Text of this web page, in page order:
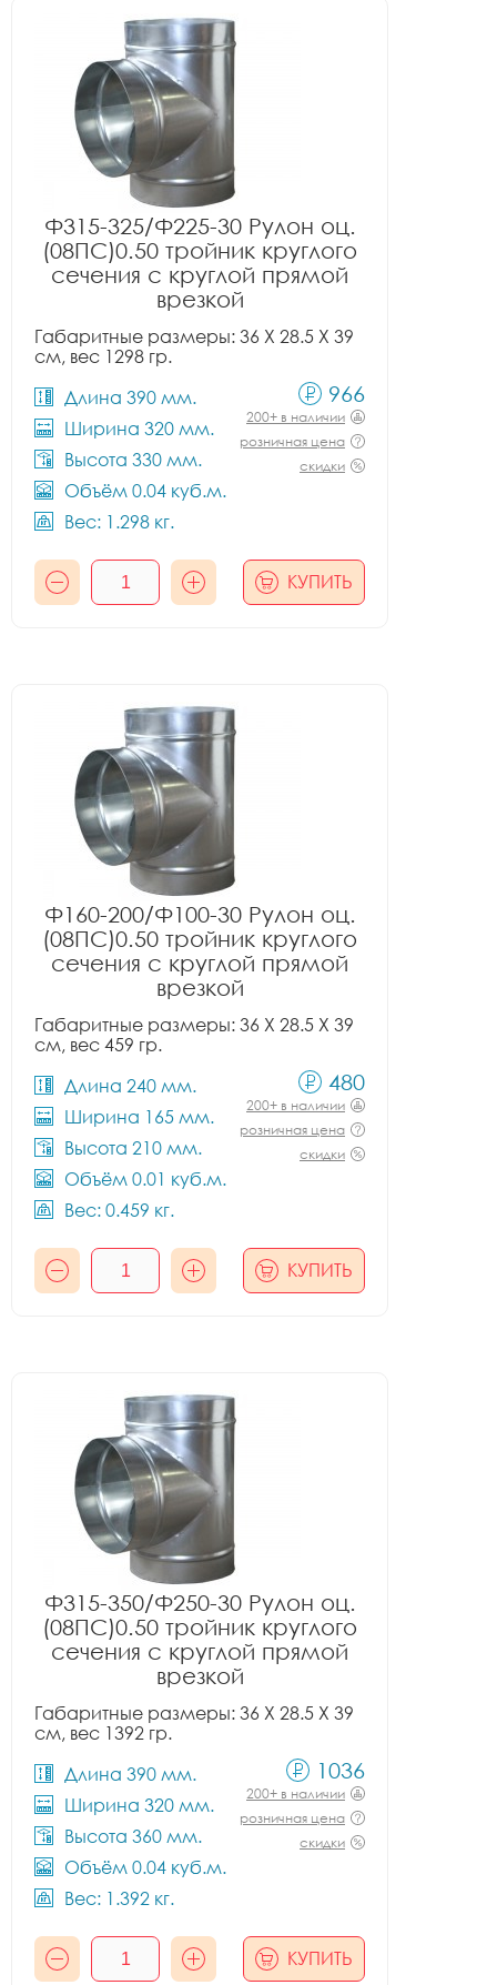
Ф315-325/Ф225-30 Рулон оц.
(08ПС)0.50 тройник круглого
сечения с круглой прямой
врезкой
Габаритные размеры: 36 X 28.5 X 39
см, вес 1298 гр.
Длина 390 мм.
Ширина 320 мм.
Высота 330 мм.
Объём 0.04 куб.м.
Вес: 1.298 кг.
966
200+ в наличии
розничная цена
скидки
КУПИТЬ
Ф160-200/Ф100-30 Рулон оц.
(08ПС)0.50 тройник круглого
сечения с круглой прямой
врезкой
Габаритные размеры: 36 X 28.5 X 39
см, вес 459 гр.
Длина 240 мм.
Ширина 165 мм.
Высота 210 мм.
Объём 0.01 куб.м.
Вес: 0.459 кг.
480
200+ в наличии
розничная цена
скидки
КУПИТЬ
Ф315-350/Ф250-30 Рулон оц.
(08ПС)0.50 тройник круглого
сечения с круглой прямой
врезкой
Габаритные размеры: 36 X 28.5 X 39
см, вес 1392 гр.
Длина 390 мм.
Ширина 320 мм.
Высота 360 мм.
Объём 0.04 куб.м.
Вес: 1.392 кг.
1036
200+ в наличии
розничная цена
скидки
КУПИТЬ